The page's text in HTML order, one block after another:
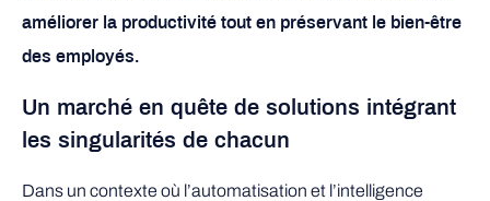
améliorer la productivité tout en préservant le bien-être
des employés.
Un marché en quête de solutions intégrant
les singularités de chacun
Dans un contexte où l’automatisation et l’intelligence